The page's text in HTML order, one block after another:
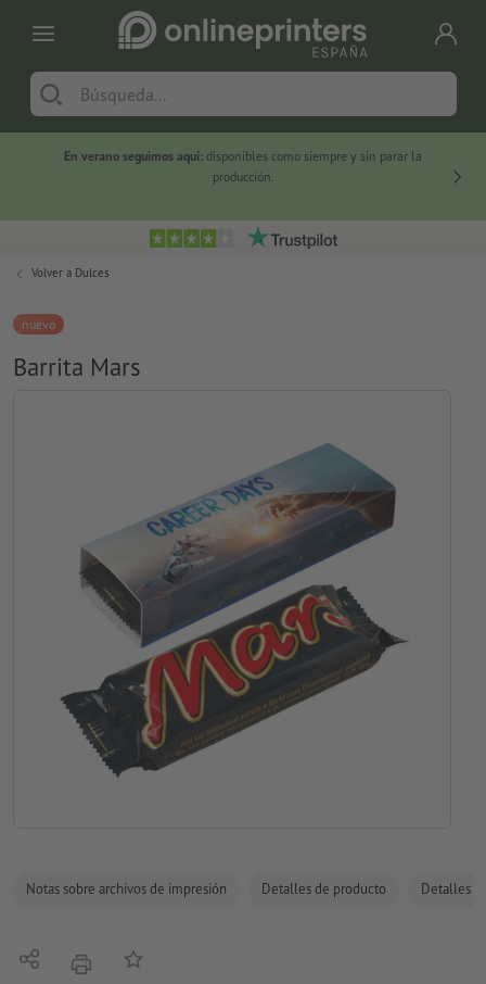
En verano seguimos aquí: disponibles como siempre y sin parar la
producción.
Volver a Dulces
nuevo
Barrita Mars
Notas sobre archivos de impresión Detalles de producto Detalles
CompartirimprimirAñadir a lista de favoritos